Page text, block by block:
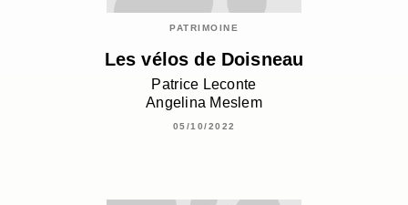
PATRIMOINE
Les vélos de Doisneau
Patrice Leconte
Angelina Meslem
05/10/2022